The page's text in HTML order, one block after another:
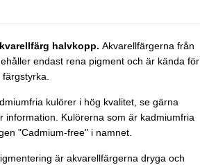
halvkopp. Akvarellfärgerna från
endast rena pigment och är kända för
kulörer i hög kvalitet, se gärna
information. Kulörerna som är kadmiumfria
"Cadmium-free" i namnet.
är akvarellfärgerna dryga och